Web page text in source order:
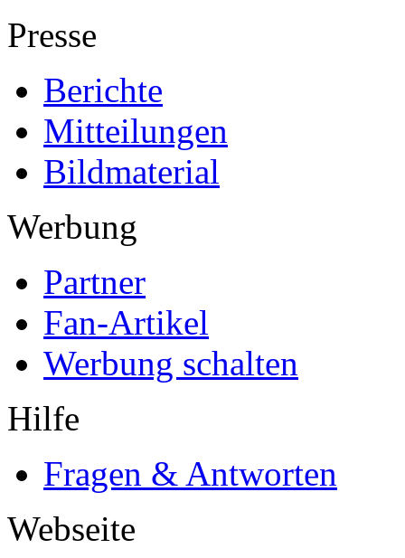
Presse
Berichte
Mitteilungen
Bildmaterial
Werbung
Partner
Fan-Artikel
Werbung schalten
Hilfe
Fragen & Antworten
Webseite